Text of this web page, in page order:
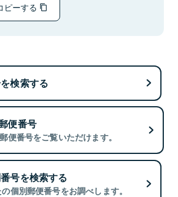
ピーする
検索する
便番号
便番号をご覧いただけます。
号を検索する
個別郵便番号をお調べします。